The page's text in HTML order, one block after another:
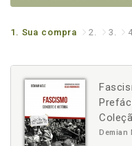
1. Sua compra 2. 3.
Demian